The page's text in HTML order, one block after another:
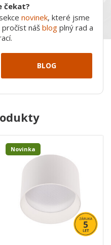
čekat?
novinek, které jsme
pročíst náš blog plný rad a
BLOG
Novinka